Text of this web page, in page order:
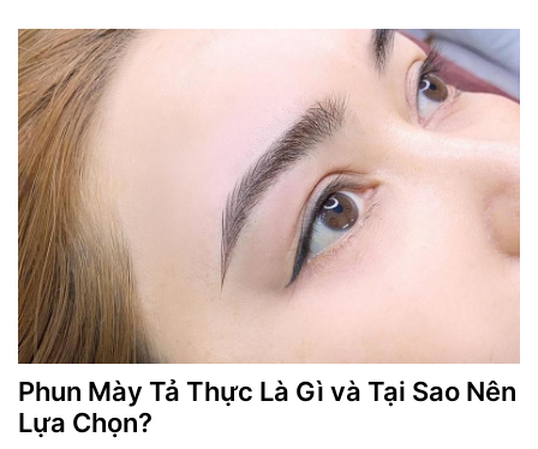
Phun Mày Tả Thực Là Gì và Tại Sao Nên
Lựa Chọn?